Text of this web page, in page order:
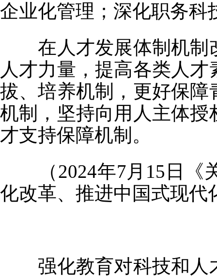
企业化管理；深化职务科
在人才发展体制机制
人才力量，提高各类人
拔、培养机制，更好保
机制，坚持向用人主体
才支持保障机制。
（2024年7月15日《
化改革、推进中国式现代
强化教育对科技和人